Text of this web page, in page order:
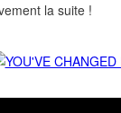
la suite !